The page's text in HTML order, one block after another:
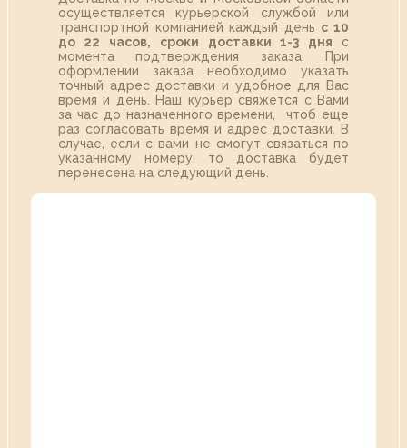
осуществляется курьерской службой или
транспортной компанией каждый день с 10
до 22 часов,
сроки доставки 1-3 дня с
момента подтверждения заказа. При
оформлении заказа необходимо указать
точный адрес доставки и удобное для Вас
время и день. Наш курьер свяжется с Вами
за час до назначенного времени, чтоб еще
раз согласовать время и адрес доставки. В
случае, если с вами не смогут связаться по
указанному номеру, то доставка будет
перенесена на следующий день.